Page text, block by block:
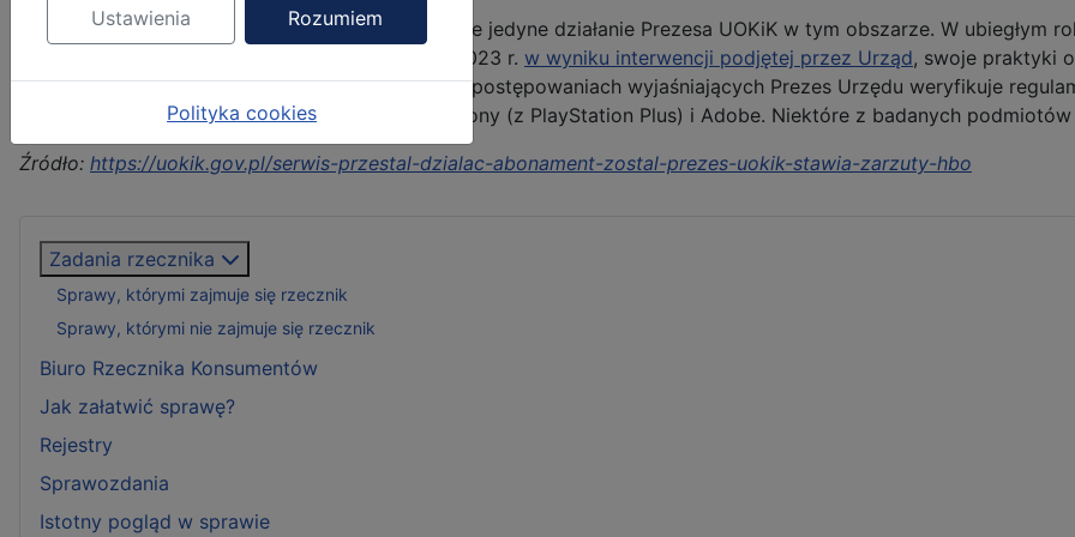
Postępowanie wszczęte wobec HBO Europe to nie jedyne działanie Prezesa UOKiK w tym obszarze. W ubiegłym
. Wcześniej, w 2023 r. w wyniku interwencji podjętej przez Urząd, swoje praktyki
Amazon Prime i Amazon Prime Video. Obecnie w postępowaniach wyjaśniających Prezes Urzędu weryfikuje
(z YouTube Premium), Microsoft (z GamePass), Sony (z PlayStation Plus) i Adobe. Niektóre z badanych
Źródło: https://uokik.gov.pl/serwis-przestal-dzialac-abonament-zostal-prezes-uokik-stawia-zarzuty-hbo
Zadania rzecznika
Sprawy, którymi zajmuje się rzecznik
Sprawy, którymi nie zajmuje się rzecznik
Biuro Rzecznika Konsumentów
Jak załatwić sprawę?
Rejestry
Sprawozdania
Istotny pogląd w sprawie
Ustawienia Rozumiem
Polityka cookies